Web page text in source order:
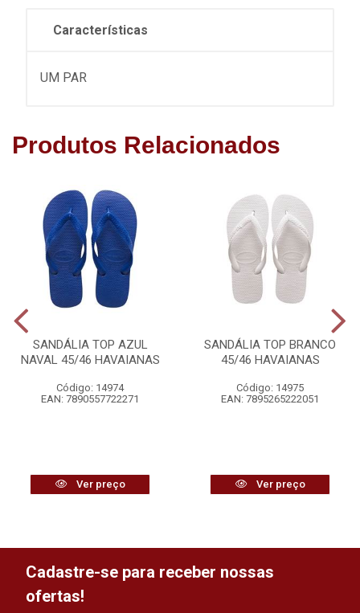
Características
UM PAR
Produtos Relacionados
SANDÁLIA TOP AZUL
NAVAL 45/46 HAVAIANAS
Código: 14974
EAN: 7890557722271
Ver preço
SANDÁLIA TOP BRANCO
45/46 HAVAIANAS
Código: 14975
EAN: 7895265222051
Ver preço
Cadastre-se para receber nossas
ofertas!